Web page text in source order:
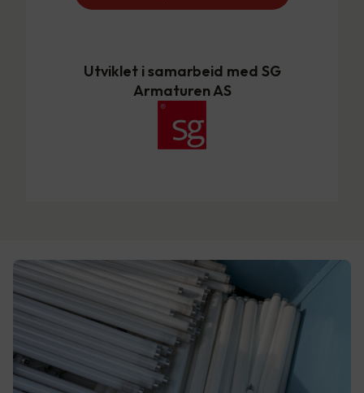
Utviklet i samarbeid med SG
Armaturen AS